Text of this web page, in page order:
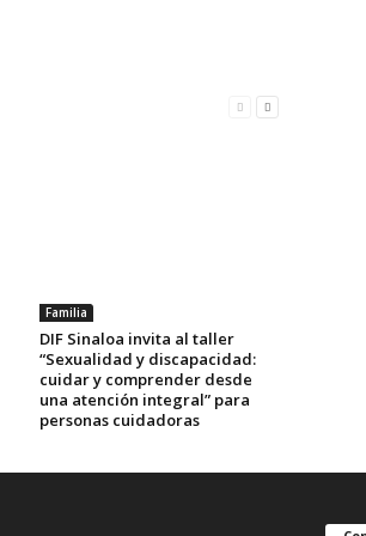
Familia
DIF Sinaloa invita al taller
“Sexualidad y discapacidad:
cuidar y comprender desde
una atención integral” para
personas cuidadoras